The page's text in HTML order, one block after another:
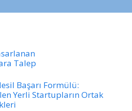
Talep
Başarı Formülü:
Yerli Startupların Ortak